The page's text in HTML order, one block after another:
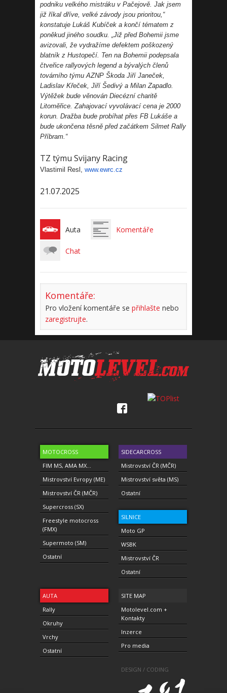
podniku velkého mistráku v Pačejově. Jak jsem
již říkal dříve, velké závody jsou prioritou,“
konstatuje Lukáš Kubíček a končí tématem z
poněkud jiného soudku. „Již před Bohemii jsme
avizovali, že vydražíme defektem poškozený
blatník z Hustopečí. Ten na Bohemii podepsala
čtveřice rallyových legend a bývalých členů
továrního týmu AZNP Škoda Jiří Janeček,
Ladislav Křeček, Jiří Šedivý a Milan Zapadlo.
Výtěžek bude věnován Diecézní charitě
Litoměřice. Zahajovací vyvolávací cena je 2000
korun. Dražba bude probíhat přes FB Lukáše a
bude ukončena těsně před začátkem Silmet Rally
Příbram.“
TZ týmu Svijany Racing
Vlastimil Resl, www.ewrc.cz
21.07.2025
Auta Komentáře
Chat
Komentáře:
Pro vložení komentáře se přihlašte nebo
zaregistrujte.
MOTOCROSS
FIM MS, AMA MX...
Mistrovství Evropy (ME)
Mistrovství ČR (MČR)
Supercross (SX)
Freestyle motocross
(FMX)
Supermoto (SM)
Ostatní
SIDECARCROSS
Mistrovství ČR (MČR)
Mistrovství světa (MS)
Ostatní
SILNICE
Moto GP
WSBK
Mistrovství ČR
Ostatní
AUTA
Rally
Okruhy
Vrchy
Ostatní
SITE MAP
Motolevel.com +
Kontakty
Inzerce
Pro media
DESIGN / CODING